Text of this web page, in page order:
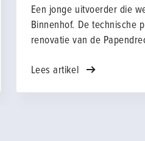
Een jonge uitvoerder die
Binnenhof. De technische
renovatie van de
generaties lang wordt
Lees artikel